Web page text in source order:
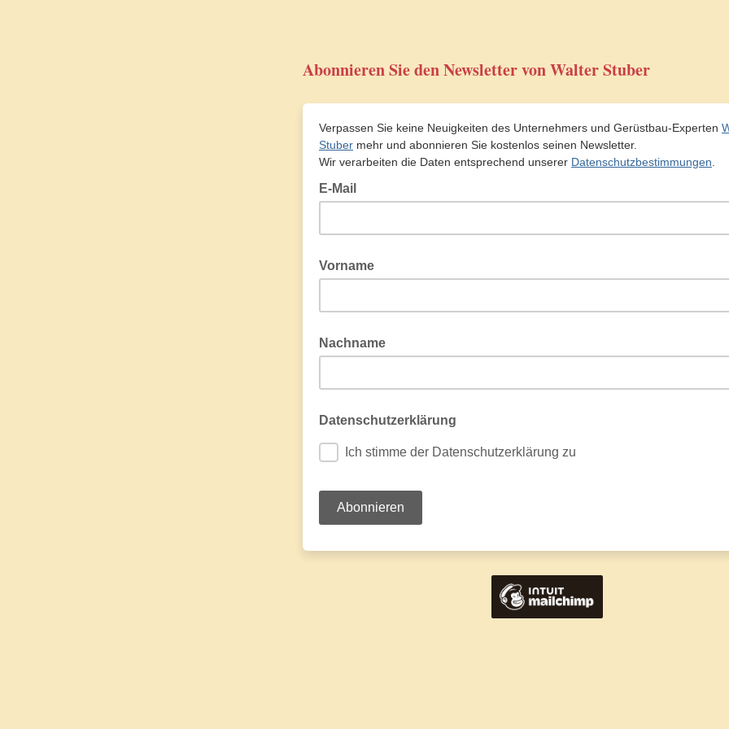
Abonnieren Sie den Newsletter von Walter Stuber
Verpassen Sie keine Neuigkeiten des Unternehmers und Gerüstbau-Experten
Stuber mehr und abonnieren Sie kostenlos seinen Newsletter.
Wir verarbeiten die Daten entsprechend unserer Datenschutzbestimmungen
E-Mail
Vorname
Nachname
Datenschutzerklärung
Ich stimme der Datenschutzerklärung zu